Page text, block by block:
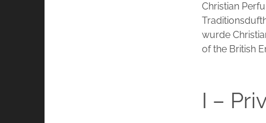
Christian
wurde
of the British
I –